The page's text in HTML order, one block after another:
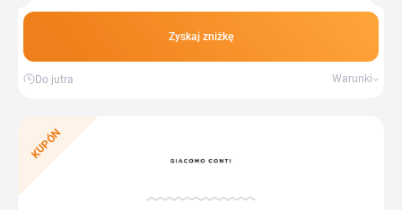
kodem...
Zyskaj zniżkę
Do jutra Warunki
KUPÓN